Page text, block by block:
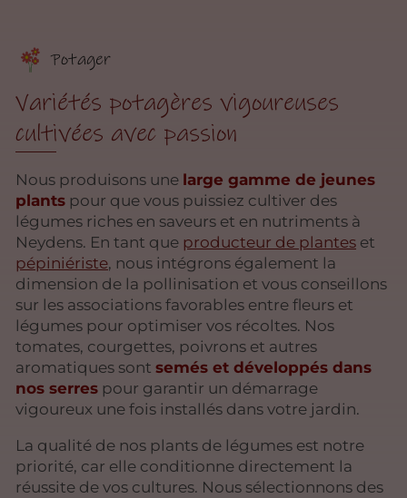
Potager
Variétés potagères vigoureuses
cultivées avec passion
Nous produisons une large gamme de jeunes
plants pour que vous puissiez cultiver des
légumes riches en saveurs et en nutriments à
Neydens. En tant que producteur de plantes et
pépiniériste, nous intégrons également la
dimension de la pollinisation et vous conseillons
sur les associations favorables entre fleurs et
légumes pour optimiser vos récoltes. Nos
tomates, courgettes, poivrons et autres
aromatiques sontsemés et développés dans
nos serres pour garantir un démarrage
vigoureux une fois installés dans votre jardin.
La qualité de nos plants de légumes est notre
priorité, car elle conditionne directement la
réussite de vos cultures. Nous sélectionnons des